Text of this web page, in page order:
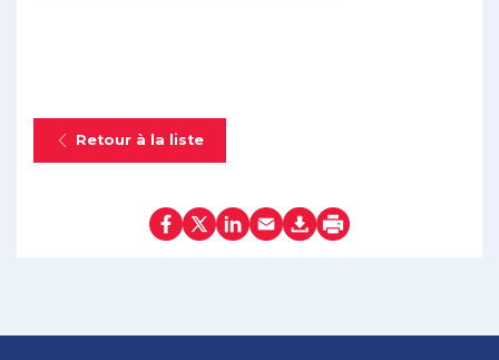
Retour à la liste